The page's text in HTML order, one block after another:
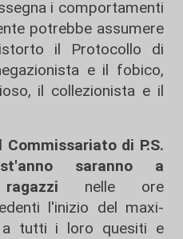
i comportamenti
potrebbe assumere
il Protocollo di
e il fobico,
il collezionista e il
di P.S.
saranno a
nelle ore
l'inizio del maxi-
a tutti i loro quesiti e